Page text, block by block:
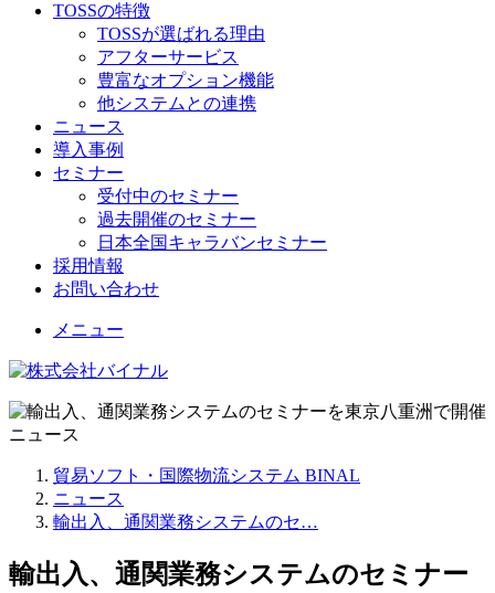
TOSSの特徴
TOSSが選ばれる理由
アフターサービス
豊富なオプション機能
他システムとの連携
ニュース
導入事例
セミナー
受付中のセミナー
過去開催のセミナー
日本全国キャラバンセミナー
採用情報
お問い合わせ
メニュー
ニュース
貿易ソフト・国際物流システム BINAL
ニュース
輸出入、通関業務システムのセ…
輸出入、通関業務システムのセミナー